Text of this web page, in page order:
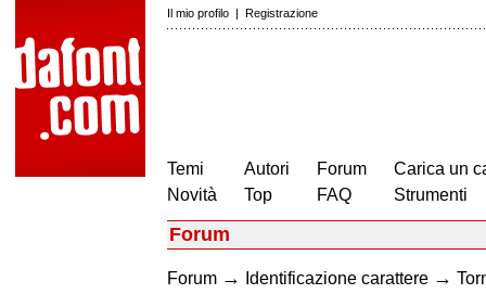
Il mio profilo | Registrazione
Temi
Novità
Autori
Top
Forum
FAQ
Carica un
Strumenti
Forum
Forum → Identificazione carattere →